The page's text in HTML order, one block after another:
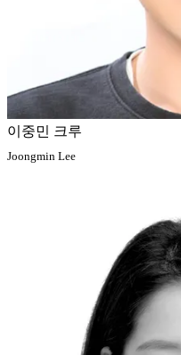
이중민 크루
Joongmin Lee